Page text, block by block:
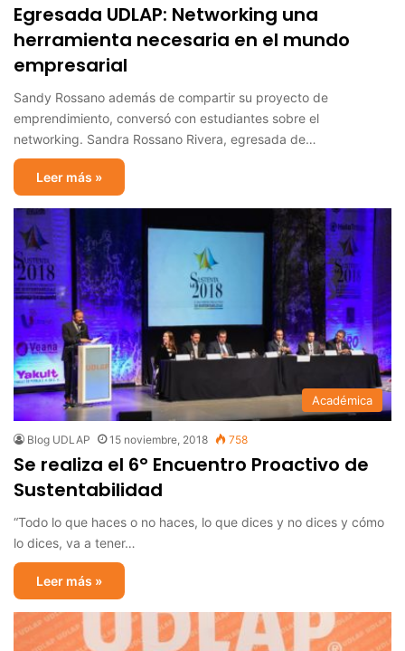
Egresada UDLAP: Networking una
herramienta necesaria en el mundo
empresarial
Sandy Rossano además de compartir su proyecto de
emprendimiento, conversó con estudiantes sobre el
networking. Sandra Rossano Rivera, egresada de…
Leer más »
Académica
Blog UDLAP 15 noviembre, 2018 758
Se realiza el 6° Encuentro Proactivo de
Sustentabilidad
“Todo lo que haces o no haces, lo que dices y no dices y cómo
lo dices, va a tener…
Leer más »